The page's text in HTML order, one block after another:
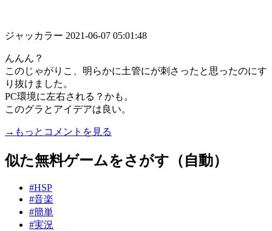
ジャッカラー 2021-06-07 05:01:48
んんん？
このじゃがりこ、明らかに土管にが刺さったと思ったのにす
り抜けました。
PC環境に左右される？かも。
このグラとアイデアは良い。
→もっとコメントを見る
似た無料ゲームをさがす（自動）
#HSP
#音楽
#簡単
#実況